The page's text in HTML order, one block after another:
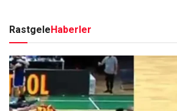
RastgeleHaberler